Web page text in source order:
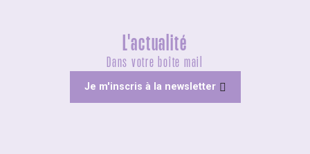
L'actualité
Dans votre boîte mail
Je m'inscris à la newsletter